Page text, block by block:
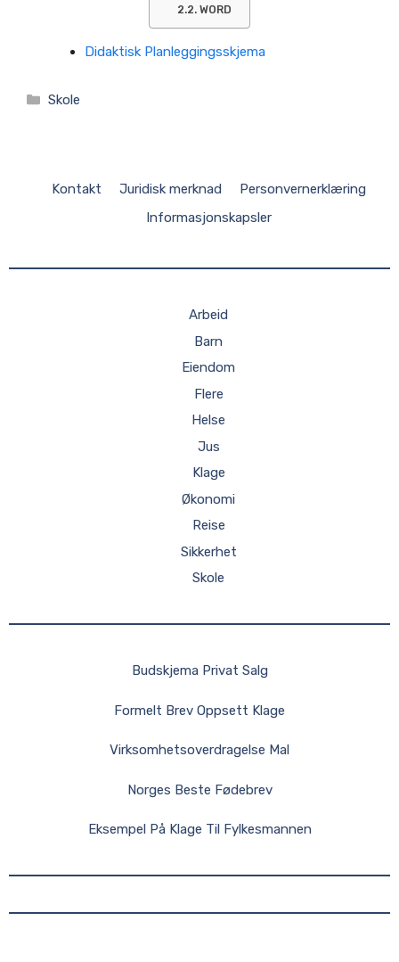
WORD
Didaktisk Planleggingsskjema
Kategorier
Skole
Kontakt Juridisk merknad
Personvernerklæring
Informasjonskapsler
Arbeid
Barn
Eiendom
Flere
Helse
Jus
Klage
Økonomi
Reise
Sikkerhet
Skole
Budskjema Privat Salg
Formelt Brev Oppsett Klage
Virksomhetsoverdragelse Mal
Norges Beste Fødebrev
Eksempel På Klage Til Fylkesmannen